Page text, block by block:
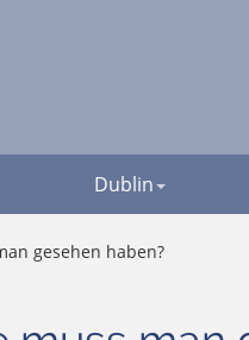
Dublin
gesehen haben?